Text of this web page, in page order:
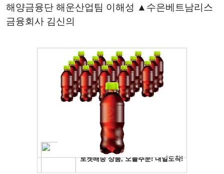
해양금융단 해운산업팀 이해성 ▲수은베트남리스
금융회사 김신의